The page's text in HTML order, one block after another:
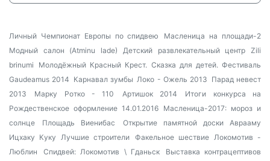
Личный Чемпионат Европы по спидвею
Масленица на площади-2
Модный салон (Atminu lade) Детский развлекательный центр Zili
brinumi
Молодёжный Красный Крест. Сказка для детей.Фестиваль
Gaudeamus 2014 Карнавал зумбы Локо - Ожель 2013 Парад невест
2013
Марку Ротко - 110 Артишок 2014
Итоги конкурса на
Рождественское оформление 14.01.2016
Масленица-2017: мороз и
солнце
Площадь Виенибас
Открытие памятной доски Аврааму
Ицхаку Куку
Лучшие строители Факельное шествие Локомотив -
Люблин
Спидвей: Локомотив \ Гданьск
Выставка контрацептивов